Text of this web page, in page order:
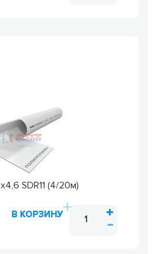
SDR11 (4/20м)
В КОРЗИНУ